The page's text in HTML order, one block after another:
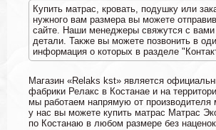
Купить матрас, кровать, подушку или
нужного вам размера вы можете
сайте. Наши менеджеры свяжутся с вами
детали. Также вы можете позвонить в
информация о которых в разделе
Магазин «Relaks kst» является
фабрики Релакс в Костанае и на
мы работаем напрямую от производителя
у нас вы можете купить матрас Матрас
по Костанаю в любом размере без наценок